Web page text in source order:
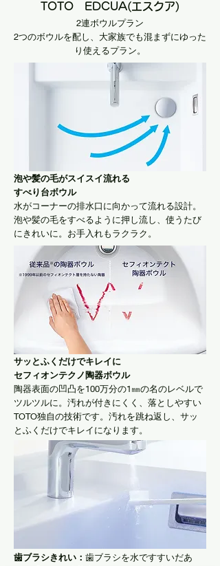
TOTO EDCUA(エスクア)
2連ボウルプラン
​2つのボウルを配し、大家族でも混まずにゆった
り使えるプラン。
​泡や髪の毛がスイスイ流れる
すべり台ボウル
​水がコーナーの排水口に向かって流れる設計。
泡や髪の毛をすべるように押し流し、使うたび
にきれいに。お手入れもラクラク。
サッとふくだけでキレイに
セフィオンテクノ陶器ボウル
陶器表面の凹凸を​100万分の1㎜の名のレベルで
ツルツルに。汚れが付きにくく、落としやすい
TOTO独自の技術です。汚れを跳ね返し、サッ
とふくだけでキレイになります。
歯ブラシきれい： ​歯ブラシを水ですすいだあ